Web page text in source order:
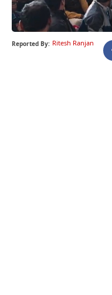
Reported By: Ritesh Ranjan